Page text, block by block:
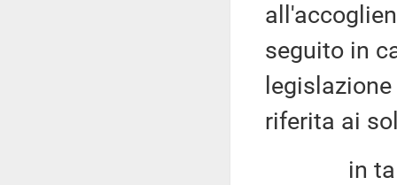
seguito in
riferita ai
in tale